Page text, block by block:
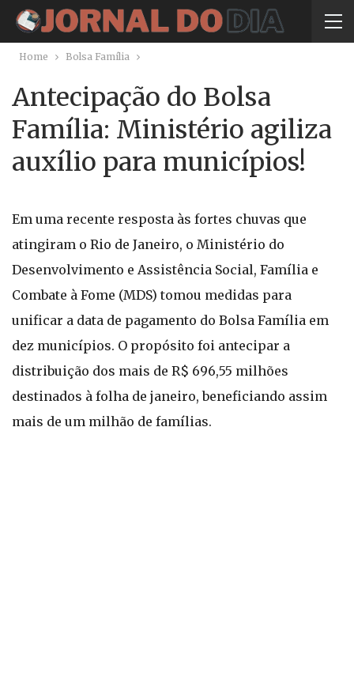
Home Bolsa Família
Antecipação do Bolsa
Família: Ministério agiliza
auxílio para municípios!
Em uma recente resposta às fortes chuvas que
atingiram o Rio de Janeiro, o Ministério do
Desenvolvimento e Assistência Social, Família e
Combate à Fome (MDS) tomou medidas para
unificar a data de pagamento do Bolsa Família em
dez municípios. O propósito foi antecipar a
distribuição dos mais de R$ 696,55 milhões
destinados à folha de janeiro, beneficiando assim
mais de um milhão de famílias.